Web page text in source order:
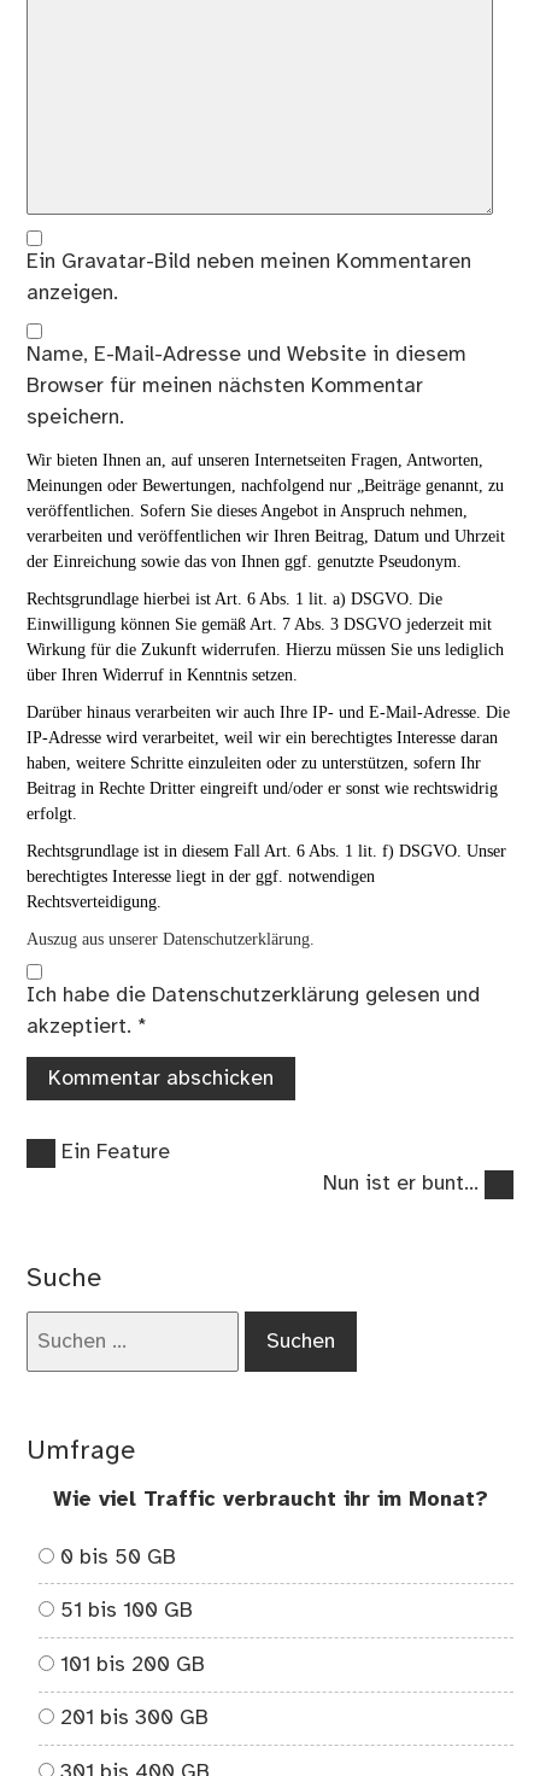
Ein Gravatar-Bild neben meinen Kommentaren
anzeigen.
Name, E-Mail-Adresse und Website in diesem
Browser für meinen nächsten Kommentar
speichern.
Wir bieten Ihnen an, auf unseren Internetseiten Fragen, Antworten,
Meinungen oder Bewertungen, nachfolgend nur „Beiträge genannt, zu
veröffentlichen. Sofern Sie dieses Angebot in Anspruch nehmen,
verarbeiten und veröffentlichen wir Ihren Beitrag, Datum und Uhrzeit
der Einreichung sowie das von Ihnen ggf. genutzte Pseudonym.
Rechtsgrundlage hierbei ist Art. 6 Abs. 1 lit. a) DSGVO. Die
Einwilligung können Sie gemäß Art. 7 Abs. 3 DSGVO jederzeit mit
Wirkung für die Zukunft widerrufen. Hierzu müssen Sie uns lediglich
über Ihren Widerruf in Kenntnis setzen.
Darüber hinaus verarbeiten wir auch Ihre IP- und E-Mail-Adresse. Die
IP-Adresse wird verarbeitet, weil wir ein berechtigtes Interesse daran
haben, weitere Schritte einzuleiten oder zu unterstützen, sofern Ihr
Beitrag in Rechte Dritter eingreift und/oder er sonst wie rechtswidrig
erfolgt.
Rechtsgrundlage ist in diesem Fall Art. 6 Abs. 1 lit. f) DSGVO. Unser
berechtigtes Interesse liegt in der ggf. notwendigen
Rechtsverteidigung.
Auszug aus unserer Datenschutzerklärung.
Ich habe die Datenschutzerklärung gelesen und
akzeptiert. *
Beitragsnavigation
Vorheriger
Ein Feature
Nächster
Nun ist er bunt…
Suche
Umfrage
Wie viel Traffic verbraucht ihr im Monat?
0 bis 50 GB
51 bis 100 GB
101 bis 200 GB
201 bis 300 GB